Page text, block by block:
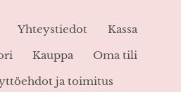
Yhteystiedot
Kassa
Kauppa
Oma tili
ja toimitus